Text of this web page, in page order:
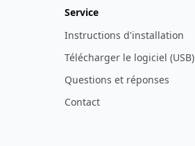
Service
Instructions d'installation
Télécharger le logiciel (USB)
Questions et réponses
Contact